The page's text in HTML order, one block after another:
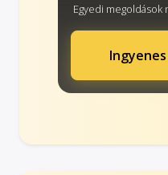
Egyedi megoldások